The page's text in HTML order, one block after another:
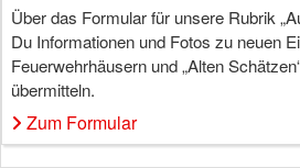
Über das Formular für unsere Rubrik
Du Informationen und Fotos zu neuen
Feuerwehrhäusern und „Alten
übermitteln.
Zum Formular